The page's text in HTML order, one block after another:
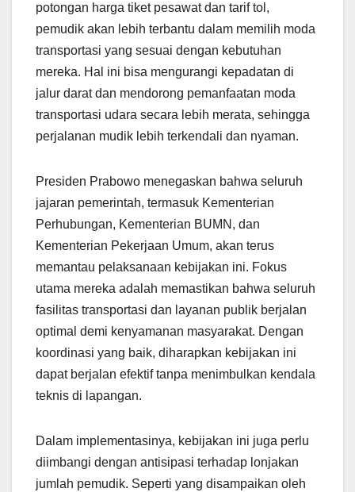
potongan harga tiket pesawat dan tarif tol,
pemudik akan lebih terbantu dalam memilih moda
transportasi yang sesuai dengan kebutuhan
mereka. Hal ini bisa mengurangi kepadatan di
jalur darat dan mendorong pemanfaatan moda
transportasi udara secara lebih merata, sehingga
perjalanan mudik lebih terkendali dan nyaman.
Presiden Prabowo menegaskan bahwa seluruh
jajaran pemerintah, termasuk Kementerian
Perhubungan, Kementerian BUMN, dan
Kementerian Pekerjaan Umum, akan terus
memantau pelaksanaan kebijakan ini. Fokus
utama mereka adalah memastikan bahwa seluruh
fasilitas transportasi dan layanan publik berjalan
optimal demi kenyamanan masyarakat. Dengan
koordinasi yang baik, diharapkan kebijakan ini
dapat berjalan efektif tanpa menimbulkan kendala
teknis di lapangan.
Dalam implementasinya, kebijakan ini juga perlu
diimbangi dengan antisipasi terhadap lonjakan
jumlah pemudik. Seperti yang disampaikan oleh